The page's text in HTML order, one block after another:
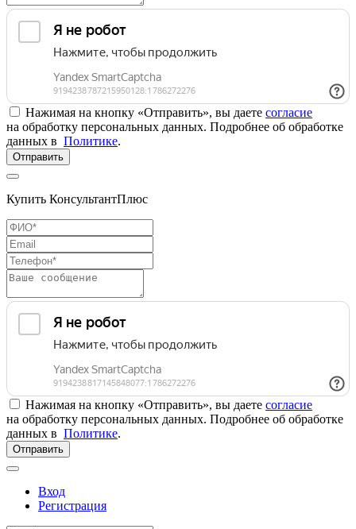
Нажимая на кнопку «Отправить», вы даете согласие
на обработку персональных данных. Подробнее об обработке
данных в Политике.
Отправить
Купить КонсультантПлюс
Нажимая на кнопку «Отправить», вы даете согласие
на обработку персональных данных. Подробнее об обработке
данных в Политике.
Отправить
Вход
Регистрация